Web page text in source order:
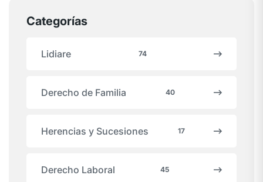
Categorías
Lidiare 74
Derecho de Familia 40
Herencias y Sucesiones 17
Derecho Laboral 45